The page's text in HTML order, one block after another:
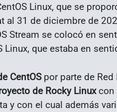
Linux, que se
al 31 de diciembre de
Stream se colocó en
que estaba en
CentOSpor parte de Red
de Rocky Linuxcon
y con el cual además